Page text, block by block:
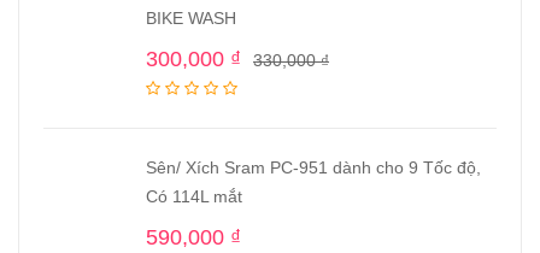
BIKE WASH
330,000₫
300,000 ₫
Sên/ Xích Sram PC-951 dành cho 9 Tốc độ,
Có 114L mắt
590,000 ₫